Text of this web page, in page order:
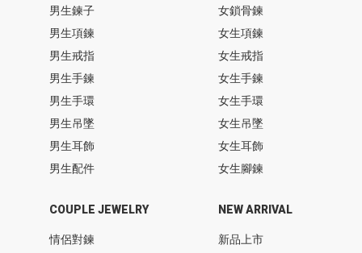
男生鍊子
男生項鍊
男生戒指
男生手鍊
男生手環
男生吊墜
男生耳飾
男生配件
女鎖骨鍊
女生項鍊
女生戒指
女生手鍊
女生手環
女生吊墜
女生耳飾
女生腳鍊
COUPLE JEWELRY
情侶對鍊
NEW ARRIVAL
新品上市